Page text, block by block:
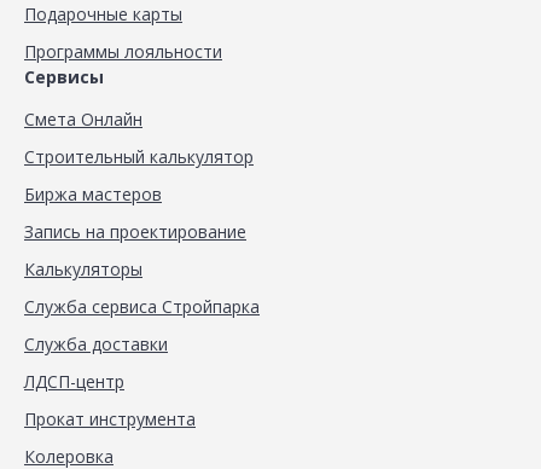
Подарочные карты
Программы лояльности
Сервисы
Смета Онлайн
Строительный калькулятор
Биржа мастеров
Запись на проектирование
Калькуляторы
Служба сервиса Стройпарка
Служба доставки
ЛДСП-центр
Прокат инструмента
Колеровка